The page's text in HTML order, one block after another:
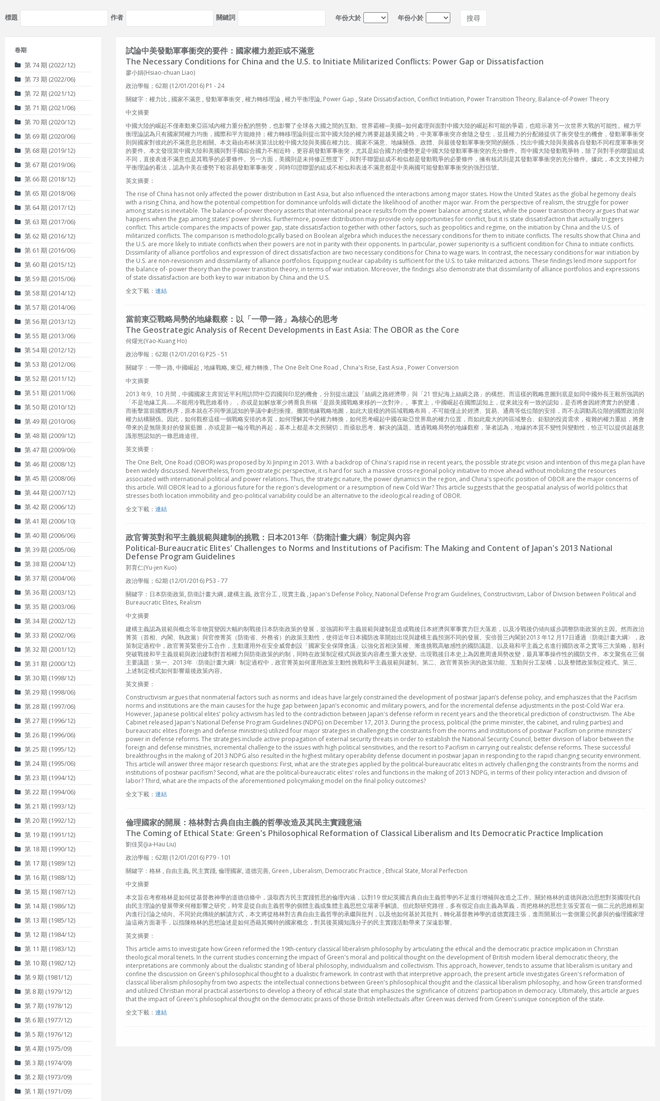
標題 作者 關鍵詞 年份大於 年份小於
卷期
第 74 期 (2022/12)
第 73 期 (2022/06)
第 72 期 (2021/12)
第 71 期 (2021/06)
第 70 期 (2020/12)
第 69 期 (2020/06)
第 68 期 (2019/12)
第 67 期 (2019/06)
第 66 期 (2018/12)
第 65 期 (2018/06)
第 64 期 (2017/12)
第 63 期 (2017/06)
第 62 期 (2016/12)
第 61 期 (2016/06)
第 60 期 (2015/12)
第 59 期 (2015/06)
第 58 期 (2014/12)
第 57 期 (2014/06)
第 56 期 (2013/12)
第 55 期 (2013/06)
第 54 期 (2012/12)
第 53 期 (2012/06)
第 52 期 (2011/12)
第 51 期 (2011/06)
第 50 期 (2010/12)
第 49 期 (2010/06)
第 48 期 (2009/12)
第 47 期 (2009/06)
第 46 期 (2008/12)
第 45 期 (2008/06)
第 44 期 (2007/12)
第 42 期 (2006/12)
第 41 期 (2006/10)
第 40 期 (2006/06)
第 39 期 (2005/06)
第 38 期 (2004/12)
第 37 期 (2004/06)
第 36 期 (2003/12)
第 35 期 (2003/06)
第 34 期 (2002/12)
第 33 期 (2002/06)
第 32 期 (2001/12)
第 31 期 (2000/12)
第 30 期 (1998/12)
第 29 期 (1998/06)
第 28 期 (1997/06)
第 27 期 (1996/12)
第 26 期 (1996/06)
第 25 期 (1995/12)
第 24 期 (1995/06)
第 23 期 (1994/12)
第 22 期 (1994/06)
第 21 期 (1993/12)
第 20 期 (1992/12)
第 19 期 (1991/12)
第 18 期 (1990/12)
第 17 期 (1989/12)
第 16 期 (1988/12)
第 15 期 (1987/12)
第 14 期 (1986/12)
第 13 期 (1985/12)
第 12 期 (1984/12)
第 11 期 (1983/12)
第 10 期 (1982/12)
第 9 期 (1981/12)
第 8 期 (1979/12)
第 7 期 (1978/12)
第 6 期 (1977/12)
第 5 期 (1976/12)
第 4 期 (1975/09)
第 3 期 (1974/09)
第 2 期 (1973/09)
第 1 期 (1971/09)
試論中美發動軍事衝突的要件：國家權力差距或不滿意
The Necessary Conditions for China and the U.S. to Initiate Militarized Conflicts: Power Gap or Dissatisfaction
廖小娟(Hsiao-chuan Liao)
政治學報；62期 (12/01/2016) P1 - 24
關鍵字：權力比 , 國家不滿意 , 發動軍事衝突 , 權力轉移理論 , 權力平衡理論, Power Gap , State Dissatisfaction, Conflict Initiation, Power Transition Theory, Balance-of-Power Theory
中文摘要
中國大陸的崛起不僅牽動東亞區域內權力重分配的態勢，也影響了全球各大國之間的互動。世界霸權─美國─如何處理與面對中國大陸的崛起和可能的爭霸，也暗示著另一次世界大戰的可能性。權力平
衡理論認為只有國家間權力均衡，國際和平方能維持；權力轉移理論則提出當中國大陸的權力將要超越美國之時，中美軍事衝突亦會隨之發生，並且權力的分配雖提供了衝突發生的機會，發動軍事衝突
則與國家對彼此的不滿意息息相關。本文藉由布林演算法比較中國大陸與美國在權力比、國家不滿意、地緣關係、政體、與最後發動軍事衝突間的關係，找出中國大陸與美國各自發動不同程度軍事衝突
的要件。本文發現當中國大陸和美國與對手國綜合國力不相近時，更容易發動軍事衝突，尤其是綜合國力的優勢更是中國大陸發動軍事衝突的充分條件。而中國大陸發動戰爭時，除了與對手的聯盟組成
不同，直接表達不滿意也是其戰爭的必要條件。另一方面，美國則是未持修正態度下，與對手聯盟組成不相似都是發動戰爭的必要條件，擁有核武則是其發動軍事衝突的充分條件。據此，本文支持權力
平衡理論的看法，認為中美在優勢下較容易發動軍事衝突，同時印證聯盟的組成不相似和表達不滿意都是中美兩國可能發動軍事衝突的強烈信號。
英文摘要：
The rise of China has not only affected the power distribution in East Asia, but also influenced the interactions among major states. How the United States as the global hegemony deals
with a rising China, and how the potential competition for dominance unfolds will dictate the likelihood of another major war. From the perspective of realism, the struggle for power
among states is inevitable. The balance-of-power theory asserts that international peace results from the power balance among states, while the power transition theory argues that war
happens when the gap among states' power shrinks. Furthermore, power distribution may provide only opportunities for conflict, but it is state dissatisfaction that actually triggers
conflict. This article compares the impacts of power gap, state dissatisfaction together with other factors, such as geopolitics and regime, on the initiation by China and the U.S. of
militarized conflicts. The comparison is methodologically based on Boolean algebra which induces the necessary conditions for them to initiate conflicts. The results show that China and
the U.S. are more likely to initiate conflicts when their powers are not in parity with their opponents. In particular, power superiority is a sufficient condition for China to initiate conflicts.
Dissimilarity of alliance portfolios and expression of direct dissatisfaction are two necessary conditions for China to wage wars. In contrast, the necessary conditions for war initiation by
the U.S. are non-revisionism and dissimilarity of alliance portfolios. Equipping nuclear capability is sufficient for the U.S. to take militarized actions. These findings lend more support for
the balance of- power theory than the power transition theory, in terms of war initiation. Moreover, the findings also demonstrate that dissimilarity of alliance portfolios and expressions
of state dissatisfaction are both key to war initiation by China and the U.S.
全文下載： 連結
當前東亞戰略局勢的地緣觀察：以「一帶一路」為核心的思考
The Geostrategic Analysis of Recent Developments in East Asia: The OBOR as the Core
何燿光(Yao-Kuang Ho)
政治學報；62期 (12/01/2016) P25 - 51
關鍵字：一帶一路, 中國崛起 , 地緣戰略, 東亞, 權力轉換 , The One Belt One Road , China's Rise, East Asia , Power Conversion
中文摘要
2013 年9、10 月間，中國國家主席習近平利用訪問中亞四國與印尼的機會，分別提出建設「絲綢之路經濟帶」與「21 世紀海上絲綢之路」的構想。而這樣的戰略意圖到底是如同中國外長王毅所強調的
「不是地緣工具……不能用冷戰思維看待」，亦或是如解放軍少將喬良所稱「是跟美國戰略東移的一次對沖」。事實上，中國崛起在國際認知上，從來就沒有一致的認知，是否將會因經濟實力的變遷，
而衝擊當前國際秩序，原本就在不同學派認知的爭議中劇烈衝撞。攤開地緣戰略地圖，如此大規模的跨區域戰略布局，不可能僅止於經濟、貿易、通商等低位階的安排，而不去調動高位階的國際政治與
權力結構關係。因此，如何觀察這樣一個戰略安排的本質，如何理解其中的權力轉換，如何思考崛起中國在歐亞世界島的權力位置，而如此龐大的跨區域整合、鉅額的投資需求，複雜的權力重組，將會
帶來的是無限美好的發展藍圖，亦或是新一輪冷戰的再起，基本上都是本文所關切，而亟欲思考、解決的議題。透過戰略局勢的地緣觀察，筆者認為，地緣的本質不變性與變動性，恰正可以提供超越意
識形態認知的一條思維途徑。
英文摘要：
The One Belt, One Road (OBOR) was proposed by Xi Jinping in 2013. With a backdrop of China's rapid rise in recent years, the possible strategic vision and intention of this mega plan have
been widely discussed. Nevertheless, from geostrategic perspective, it is hard for such a massive cross-regional policy initiative to move ahead without mobilizing the resources
associated with international political and power relations. Thus, the strategic nature, the power dynamics in the region, and China's specific position of OBOR are the major concerns of
this article. Will OBOR lead to a glorious future for the region's development or a resumption of new Cold War? This article suggests that the geospatial analysis of world politics that
stresses both location immobility and geo-political variability could be an alternative to the ideological reading of OBOR.
全文下載： 連結
政官菁英對和平主義規範與建制的挑戰：日本2013年〈防衛計畫大綱〉制定與內容
Political-Bureaucratic Elites' Challenges to Norms and Institutions of Pacifism: The Making and Content of Japan's 2013 National
Defense Program Guidelines
郭育仁(Yu-jen Kuo)
政治學報；62期 (12/01/2016) P53 - 77
關鍵字：日本防衛政策, 防衛計畫大綱 , 建構主義, 政官分工 , 現實主義 , Japan's Defense Policy, National Defense Program Guidelines, Constructivism, Labor of Division between Political and
Bureaucratic Elites, Realism
中文摘要
建構主義認為規範與概念等非物質變因大幅約制戰後日本防衛政策的發展，並強調和平主義規範與建制是造成戰後日本經濟與軍事實力巨大落差，以及冷戰後仍傾向緩步調整防衛政策的主因。然而政治
菁英（首相、內閣、執政黨）與官僚菁英（防衛省、外務省）的政策主動性，使得近年日本國防改革開始出現與建構主義預測不同的發展。安倍晉三內閣於2013 年12 月17日通過〈防衛計畫大綱〉，政
策制定過程中，政官菁英緊密分工合作，主動運用外在安全威脅創設「國家安全保障會議」以強化首相決策權、漸進挑戰高敏感性的國防議題、以及藉和平主義之名進行國防改革之實等三大策略，順利
突破戰後和平主義規範與政治建制對首相權力與防衛政策的約制，同時在政策制定模式與政策內容產生重大改變。出現戰後日本史上為因應周邊局勢改變，最具軍事操作性的國防文件。本文聚焦在三個
主要議題：第一、2013年〈防衛計畫大綱〉制定過程中，政官菁英如何運用政策主動性挑戰和平主義規範與建制。第二、政官菁英扮演的政策功能、互動與分工架構，以及整體政策制定模式。第三、
上述制定模式如何影響最後政策內容。
英文摘要：
Constructivism argues that nonmaterial factors such as norms and ideas have largely constrained the development of postwar Japan’s defense policy, and emphasizes that the Pacifism
norms and institutions are the main causes for the huge gap between Japan’s economic and military powers, and for the incremental defense adjustments in the post-Cold War era.
However, Japanese political elites' policy activism has led to the contradiction between Japan's defense reform in recent years and the theoretical prediction of constructivism. The Abe
Cabinet released Japan's National Defense Program Guidelines (NDPG) on December 17, 2013. During the process, political (the prime minister, the cabinet, and ruling parties) and
bureaucratic elites (foreign and defense ministries) utilized four major strategies in challenging the constraints from the norms and institutions of postwar Pacifism on prime ministers'
power in defense reforms. The strategies include active propagation of external security threats in order to establish the National Security Council, better division of labor between the
foreign and defense ministries, incremental challenge to the issues with high political sensitivities, and the resort to Pacifism in carrying out realistic defense reforms. These successful
breakthroughs in the making of 2013 NDPG also resulted in the highest military operability defense document in postwar Japan in responding to the rapid changing security environment.
This article will answer three major research questions: First, what are the strategies applied by the political-bureaucratic elites in actively challenging the constraints from the norms and
institutions of postwar pacifism? Second, what are the political-bureaucratic elites' roles and functions in the making of 2013 NDPG, in terms of their policy interaction and division of
labor? Third, what are the impacts of the aforementioned policymaking model on the final policy outcomes?
全文下載： 連結
倫理國家的開展：格林對古典自由主義的哲學改造及其民主實踐意涵
The Coming of Ethical State: Green's Philosophical Reformation of Classical Liberalism and Its Democratic Practice Implication
劉佳昊(Jia-Hau Liu)
政治學報；62期 (12/01/2016) P79 - 101
關鍵字：格林 , 自由主義, 民主實踐, 倫理國家, 道德完善, Green , Liberalism, Democratic Practice , Ethical State, Moral Perfection
中文摘要
本文旨在考察格林是如何從基督教神學的道德信條中，汲取西方民主實踐哲思的倫理內涵，以對19 世紀英國古典自由主義哲學的不足進行增補與改造之工作。關於格林的道德與政治思想對英國現代自
由民主理論的發展帶來何種影響之研究，時常是從自由主義哲學的個體主義或集體主義思想立場著手解讀。但此類研究路徑，多有假定自由主義為單義，而把格林的思想主張安置在一個二元的思維框架
內進行討論之傾向。不同於此傳統的解讀方式，本文將從格林對古典自由主義哲學的承繼與批判，以及他如何基於其批判，轉化基督教神學的道德實踐主張，進而開展出一套側重公民參與的倫理國家理
論這兩方面著手，以指陳格林的思想論述是如何憑藉其獨特的國家概念，對其後英國知識分子的民主實踐活動帶來了深遠影響。
英文摘要：
This article aims to investigate how Green reformed the 19th-century classical liberalism philosophy by articulating the ethical and the democratic practice implication in Christian
theological moral tenets. In the current studies concerning the impact of Green's moral and political thought on the development of British modern liberal democratic theory, the
interpretations are commonly about the dualistic standing of liberal philosophy, individualism and collectivism. This approach, however, tends to assume that liberalism is unitary and
confine the discussion on Green's philosophical thought to a dualistic framework. In contrast with that interpretive approach, the present article investigates Green's reformation of
classical liberalism philosophy from two aspects: the intellectual connections between Green's philosophical thought and the classical liberalism philosophy, and how Green transformed
and utilized Christian moral practical assertions to develop a theory of ethical state that emphasizes the significance of citizens' participation in democracy. Ultimately, this article argues
that the impact of Green's philosophical thought on the democratic praxis of those British intellectuals after Green was derived from Green's unique conception of the state.
全文下載： 連結